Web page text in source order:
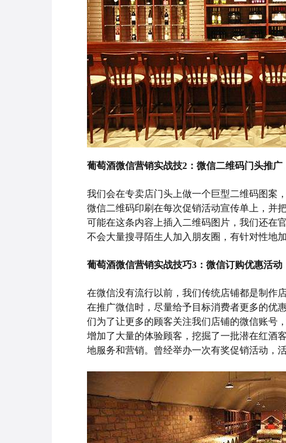
葡萄酒微信营销实战技2： 微信二维码门头推广
我们会在专卖店门头上做一个巨型二维码图案
微信二维码印刷在每次促销活动宣传单上，并
可能在这条内容上插入二维码图片，我们还在
不会大量搜寻陌生人加入朋友圈，有针对性地
葡萄酒微信营销实战技巧3： 微信订购优惠活动
在微信没有流行以前，我们传统店铺都是制作
在推广微信时，尽量给予目标消费者更多的优
们为了让更多的顾客关注我们店铺的微信账号
增加了大量的体验顾客，挖掘了一批潜在红酒
地服务和营销。曾经举办一次有奖促销活动，